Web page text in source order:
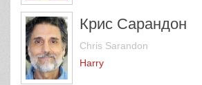
Крис Сарандон
Chris Sarandon
Harry